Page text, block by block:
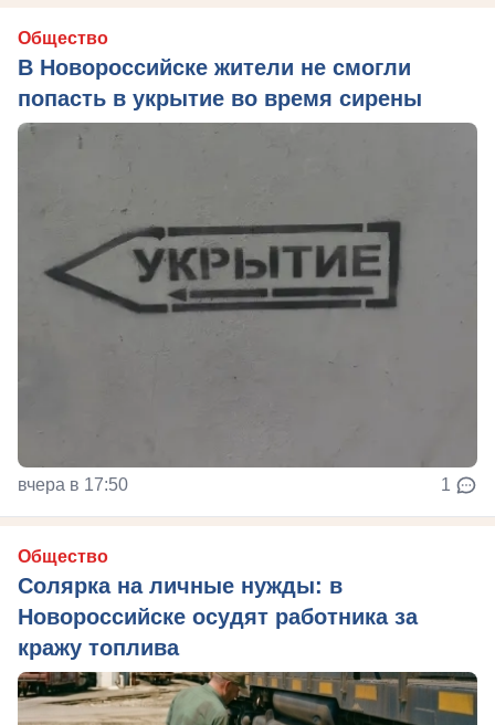
Общество
В Новороссийске жители не смогли
попасть в укрытие во время сирены
вчера в 17:50 1
Общество
Солярка на личные нужды: в
Новороссийске осудят работника за
кражу топлива